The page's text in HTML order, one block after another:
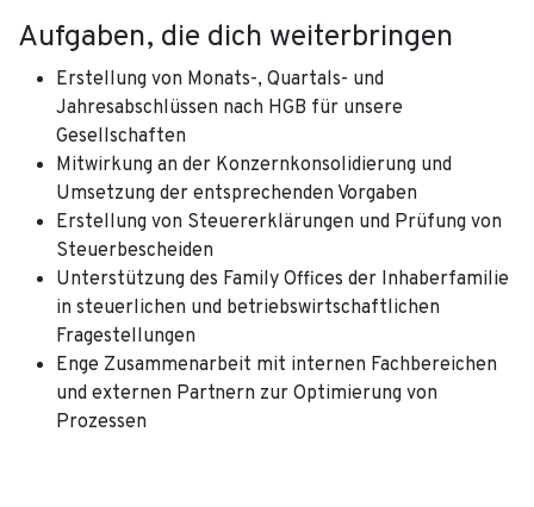
Aufgaben, die dich weiterbringen
Erstellung von Monats-, Quartals- und
Jahresabschlüssen nach HGB für unsere
Gesellschaften
Mitwirkung an der Konzernkonsolidierung und
Umsetzung der entsprechenden Vorgaben
Erstellung von Steuererklärungen und Prüfung von
Steuerbescheiden
Unterstützung des Family Offices der Inhaberfamilie
in steuerlichen und betriebswirtschaftlichen
Fragestellungen
Enge Zusammenarbeit mit internen Fachbereichen
und externen Partnern zur Optimierung von
Prozessen